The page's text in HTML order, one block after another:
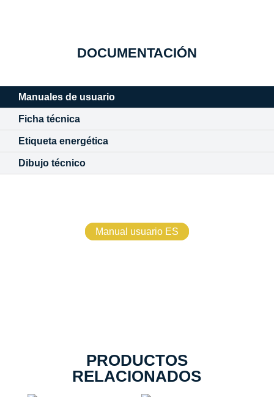
DOCUMENTACIÓN
Manuales de usuario
Ficha técnica
Etiqueta energética
Dibujo técnico
Manual usuario ES
PRODUCTOS
RELACIONADOS